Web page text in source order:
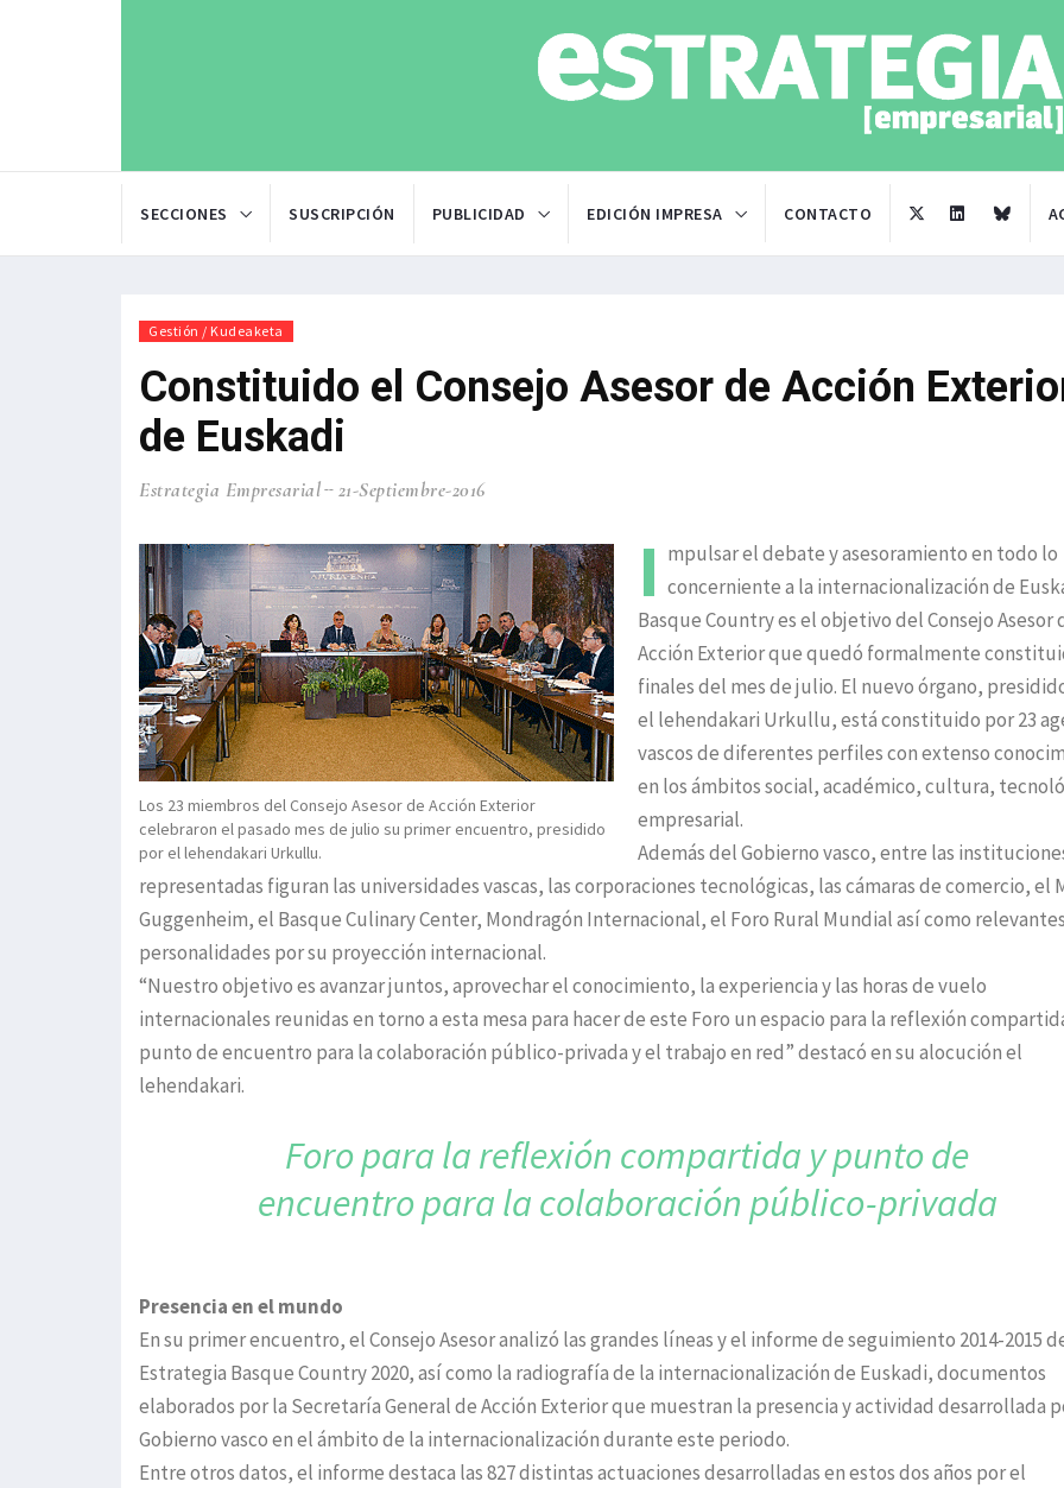
SECCIONES SUSCRIPCIÓN PUBLICIDAD EDICIÓN IMPRESA CONTACTO
Gestión / Kudeaketa
Constituido el Consejo Asesor de Acción
de Euskadi
Estrategia Empresarial 21-Septiembre-2016
Los 23 miembros del Consejo Asesor de Acción Exterior
celebraron el pasado mes de julio su primer encuentro, presidido
por el lehendakari Urkullu.
I mpulsar el debate y asesoramiento en todo lo
concerniente a la internacionalización de
Basque Country es el objetivo del Consejo Asesor
Acción Exterior que quedó formalmente
finales del mes de julio. El nuevo órgano,
el lehendakari Urkullu, está constituido por 23
vascos de diferentes perfiles con extenso
en los ámbitos social, académico, cultura,
empresarial.
Además del Gobierno vasco, entre las
representadas figuran las universidades vascas, las corporaciones tecnológicas, las cámaras de comercio, el
Guggenheim, el Basque Culinary Center, Mondragón Internacional, el Foro Rural Mundial así como relevantes
personalidades por su proyección internacional.
“Nuestro objetivo es avanzar juntos, aprovechar el conocimiento, la experiencia y las horas de vuelo
internacionales reunidas en torno a esta mesa para hacer de este Foro un espacio para la reflexión
punto de encuentro para la colaboración público-privada y el trabajo en red” destacó en su alocución el
lehendakari.
Foro para la reflexión compartida y punto de
encuentro para la colaboración público-privada
Presencia en el mundo
En su primer encuentro, el Consejo Asesor analizó las grandes líneas y el informe de seguimiento 2014-2015
Estrategia Basque Country 2020, así como la radiografía de la internacionalización de Euskadi, documentos
elaborados por la Secretaría General de Acción Exterior que muestran la presencia y actividad desarrollada
Gobierno vasco en el ámbito de la internacionalización durante este periodo.
Entre otros datos, el informe destaca las 827 distintas actuaciones desarrolladas en estos dos años por el